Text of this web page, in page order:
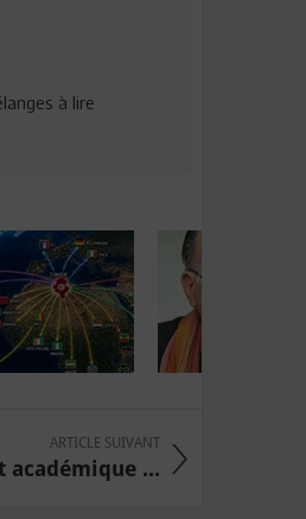
à lire
ARTICLE SUIVANT
académique ...